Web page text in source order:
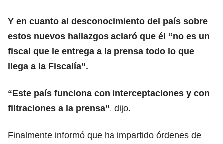
Y en cuanto al desconocimiento del país sobre
estos nuevos hallazgos aclaró que él “no es un
fiscal que le entrega a la prensa todo lo que
llega a la Fiscalía”.
“Este país funciona con interceptaciones y con
filtraciones a la prensa”, dijo.
Finalmente informó que ha impartido órdenes de